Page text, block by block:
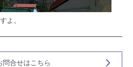
よ。
問合せはこちら